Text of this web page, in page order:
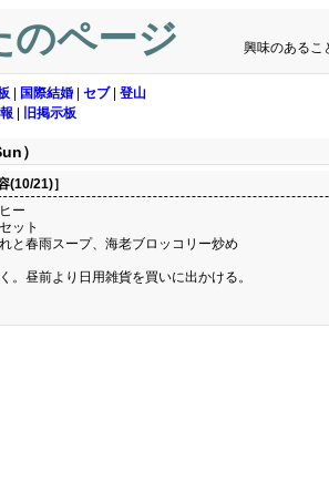
のページ 興味のあるこ
国際結婚 セブ| 登山
旧掲示板
）
(10/21)］
ー
ット
と春雨スープ、海老ブロッコリー炒め
。昼前より日用雑貨を買いに出かける。